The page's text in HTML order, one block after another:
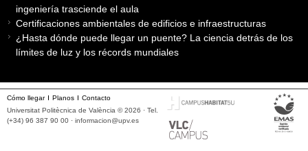
ingeniería trasciende el aula
Certificaciones ambientales de edificios e infraestructuras
¿Hasta dónde puede llegar un puente? La ciencia detrás de los
límites de luz y los récords mundiales
Cómo llegar Planos
Contacto
Universitat Politècnica de València © 2026 · Tel.
(+34) 96 387 90 00 · informacion@upv.es